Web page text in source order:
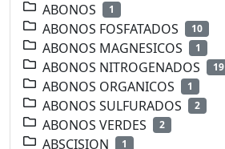
ABONOS 1
ABONOS FOSFATADOS 10
ABONOS MAGNESICOS 1
ABONOS NITROGENADOS 19
ABONOS ORGANICOS 1
ABONOS SULFURADOS 2
ABONOS VERDES 2
ABSCISION 1